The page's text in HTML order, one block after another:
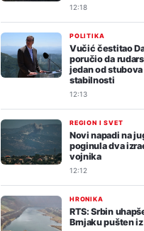
12:18
POLITIKA
Vučić čestitao
poručio da
jedan od
stabilnosti
12:13
REGION I SVET
Novi napadi na
poginula dva
vojnika
12:12
HRONIKA
RTS: Srbin
Brnjaku pušten